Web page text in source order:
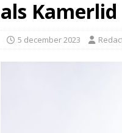
als Kamerlid
5 december 2023